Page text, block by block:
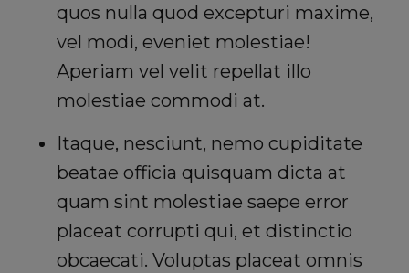
quos nulla quod excepturi maxime,
vel modi, eveniet molestiae!
Aperiam vel velit repellat illo
molestiae commodi at.
Itaque, nesciunt, nemo cupiditate
beatae officia quisquam dicta at
quam sint molestiae saepe error
placeat corrupti qui, et distinctio
obcaecati. Voluptas placeat omnis